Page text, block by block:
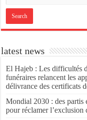
latest news
El Hajeb : Les difficultés
funéraires relancent les
délivrance des certificats
Mondial 2030 : des partis
pour réclamer